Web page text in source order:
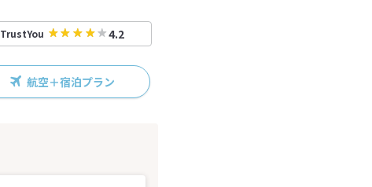
TrustYou 4.2
航空＋宿泊プラン